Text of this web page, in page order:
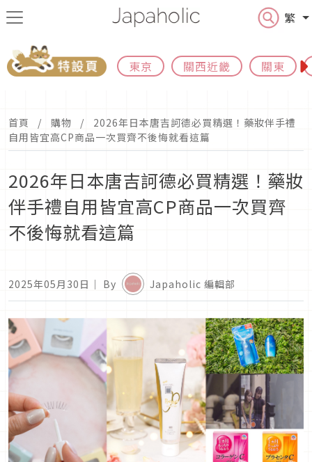
繁
東京 關西近畿 關東
首頁 購物
2026年日本唐吉訶德必買精選！藥妝伴手禮
自用皆宜高CP商品一次買齊不後悔就看這篇
2026年日本唐吉訶德必買精選！藥妝
伴手禮自用皆宜高CP商品一次買齊
不後悔就看這篇
2025年05月30日 ｜ By Japaholic 編輯部